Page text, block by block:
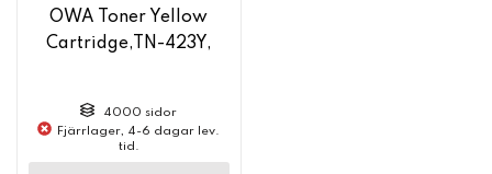
OWA Toner Yellow
Cartridge,TN-423Y,
4000 sidor
Fjärrlager, 4-6 dagar lev.
tid.